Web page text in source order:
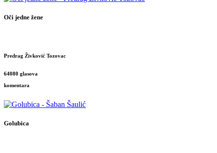
Oči jedne žene
Predrag Živković Tozovac
64080 glasova
komentara
Golubica